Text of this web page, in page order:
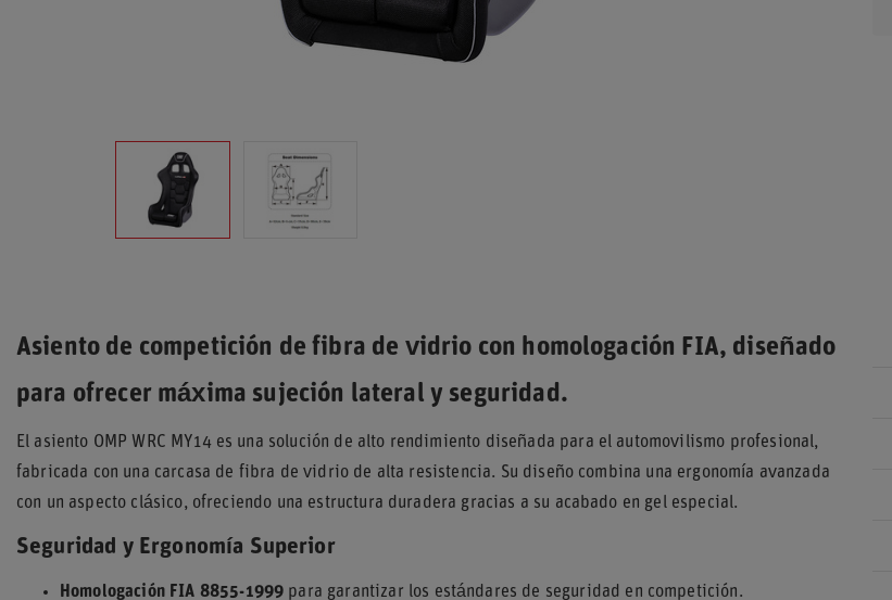
Asiento de competición de fibra de vidrio con homologación FIA, diseñado
para ofrecer máxima sujeción lateral y seguridad.
El asiento OMP WRC MY14 es una solución de alto rendimiento diseñada para el automovilismo profesional,
fabricada con una carcasa de fibra de vidrio de alta resistencia. Su diseño combina una ergonomía avanzada
con un aspecto clásico, ofreciendo una estructura duradera gracias a su acabado en gel especial.
Seguridad y Ergonomía Superior
Homologación FIA 8855-1999 para garantizar los estándares de seguridad en competición.